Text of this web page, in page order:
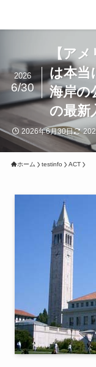
【アメ
は本当
海岸の
の最新
2026
6/30
2026年6月30日
ホーム testinfo ACT